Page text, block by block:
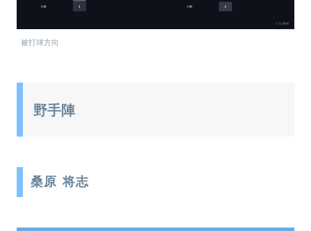
被打球方向
野手陣
桑原 将志